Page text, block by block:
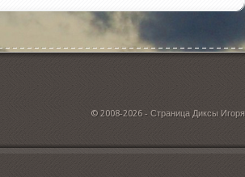
© 2008-2026 - Страница Диксы Игоря